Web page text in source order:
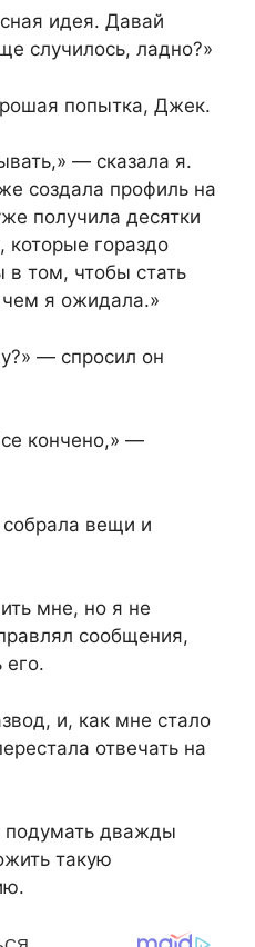
идея. Давай
случилось, ладно?»
попытка, Джек.
— сказала я.
создала профиль на
получила десятки
гораздо
в том, чтобы стать
я ожидала.»
— спросил он
кончено,» —
вещи и
мне, но я не
сообщения,
его.
и, как мне стало
отвечать на
подумать дважды
такую